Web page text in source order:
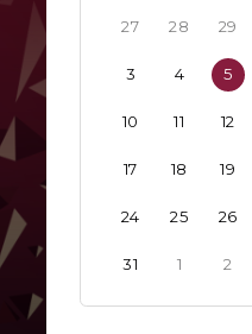
27 28 29
3 4 5
10 11 12
17 18 19
24 25 26
31 1 2